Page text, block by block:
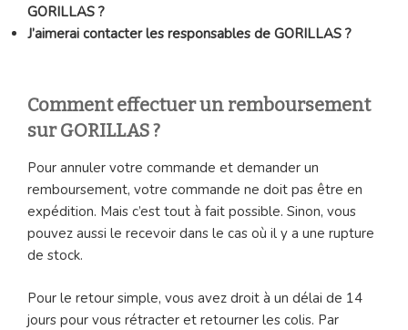
GORILLAS ?
J’aimerai contacter les responsables de GORILLAS ?
Comment effectuer un remboursement
sur GORILLAS ?
Pour annuler votre commande et demander un
remboursement, votre commande ne doit pas être en
expédition. Mais c’est tout à fait possible. Sinon, vous
pouvez aussi le recevoir dans le cas où il y a une rupture
de stock.
Pour le retour simple, vous avez droit à un délai de 14
jours pour vous rétracter et retourner les colis. Par